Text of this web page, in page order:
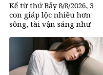
Kể từ thứ Bảy 8/8/2026, 3
con giáp lộc nhiều hơn
sông, tài vận sáng như